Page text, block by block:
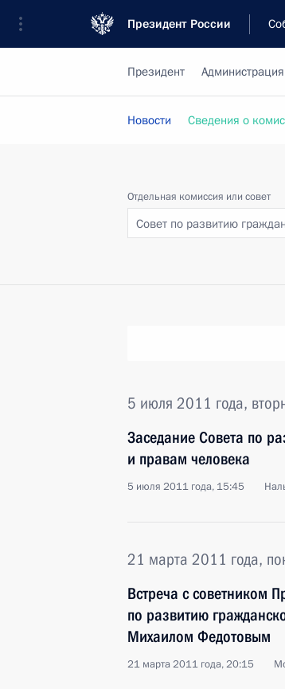
Президент России
Президент Администрация
Новости Сведения о
Отдельная комиссия или совет
Совет по развитию
5 июля 2011 года,
Заседание Совета по
и правам человека
5 июля 2011 года, 15:45
21 марта 2011 года,
Встреча с советником
по развитию
Михаилом Федотовым
21 марта 2011 года, 20:15